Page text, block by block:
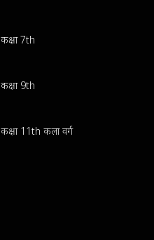
कक्षा 7th
कक्षा 9th
कक्षा 11th कला वर्ग